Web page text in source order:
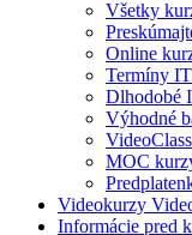
Všetky
Online
Termíny
Dlhodobé
Výhodné
MOC
Videokurzy
Informácie pred